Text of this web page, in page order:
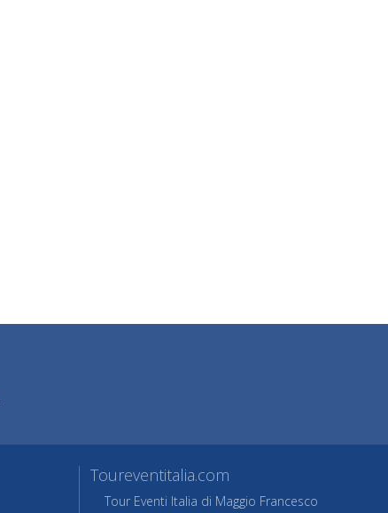
Toureventitalia.com
Tour Eventi Italia di Maggio Francesco